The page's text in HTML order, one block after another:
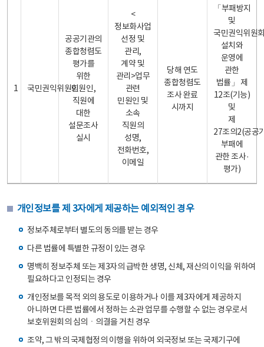
1 국민권익위원회
공공기관의
종합청렴도
평가를
위한
민원인,
직원에
대한
설문조사
실시
<
정보화사업
선정 및
관리,
계약 및
관리>업무
관련
민원인 및
소속
직원의
성명,
전화번호,
이메일
당해 연도
종합청렴도
조사 완료
시까지
「부패방지
및
국민권익위원
설치와
운영에
관한
법률」 제
12조(기능)
및
제
27조의2(공공
부패에
관한 조사·
평가)
개인정보를 제 3자에게 제공하는 예외적인 경우
정보주체로부터 별도의 동의를 받는 경우
다른 법률에 특별한 규정이 있는 경우
명백히 정보주체 또는 제3자의 급박한 생명, 신체, 재산의 이익을 위하여
필요하다고 인정되는 경우
개인정보를 목적 외의 용도로 이용하거나 이를 제3자에게 제공하지
아니하면 다른 법률에서 정하는 소관 업무를 수행할 수 없는 경우로서
보호위원회의 심의ㆍ의결을 거친 경우
조약, 그 밖의 국제협정의 이행을 위하여 외국정보 또는 국제기구에